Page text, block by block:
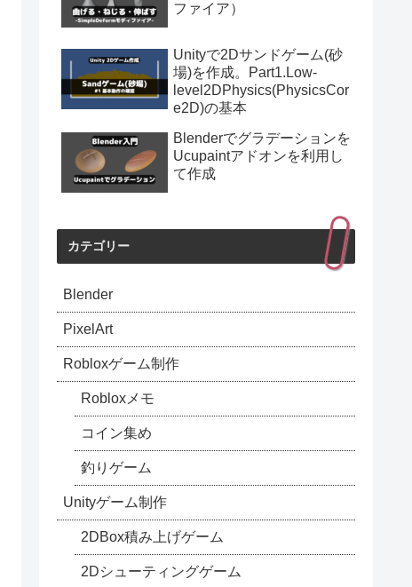
ファイア）
Unityで2Dサンドゲーム(砂
場)を作成。Part1.Low-
level2DPhysics(PhysicsCor
e2D)の基本
Blenderでグラデーションを
Ucupaintアドオンを利用し
て作成
カテゴリー
Blender
PixelArt
Robloxゲーム制作
Robloxメモ
コイン集め
釣りゲーム
Unityゲーム制作
2DBox積み上げゲーム
2Dシューティングゲーム